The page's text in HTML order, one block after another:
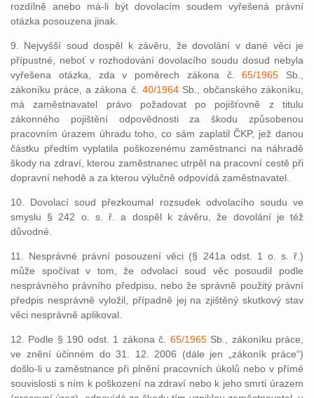
rozdílně anebo má-li být dovolacím soudem vyřešená právní
otázka posouzena jinak.
9. Nejvyšší soud dospěl k závěru, že dovolání v dané věci je
přípustné, neboť v rozhodování dovolacího soudu dosud nebyla
vyřešena otázka, zda v poměrech zákona č.65/1965 Sb.,
zákoníku práce, a zákona č. 40/1964Sb., občanského zákoníku,
má zaměstnavatel právo požadovat po pojišťovně z titulu
zákonného pojištění odpovědnosti za škodu způsobenou
pracovním úrazem úhradu toho, co sám zaplatil ČKP, jež danou
částku předtím vyplatila poškozenému zaměstnanci na náhradě
škody na zdraví, kterou zaměstnanec utrpěl na pracovní cestě při
dopravní nehodě a za kterou výlučně odpovídá zaměstnavatel.
10. Dovolací soud přezkoumal rozsudek odvolacího soudu ve
smyslu § 242 o. s. ř. a dospěl k závěru, že dovolání je též
důvodné.
11. Nesprávné právní posouzení věci (§ 241a odst. 1 o. s. ř.)
může spočívat v tom, že odvolací soud věc posoudil podle
nesprávného právního předpisu, nebo že správně použitý právní
předpis nesprávně vyložil, případně jej na zjištěný skutkový stav
věci nesprávně aplikoval.
12. Podle § 190 odst. 1 zákona č. 65/1965Sb., zákoníku práce,
ve znění účinném do 31. 12. 2006 (dále jen „zákoník práce“)
došlo-li u zaměstnance při plnění pracovních úkolů nebo v přímé
souvislosti s ním k poškození na zdraví nebo k jeho smrti úrazem